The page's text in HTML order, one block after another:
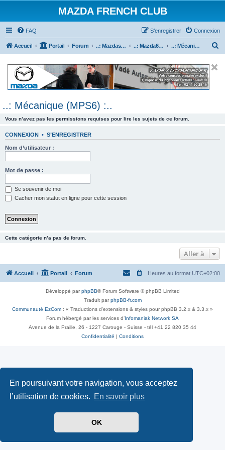
En poursuivant votre navigation, vous acceptez
l’utilisation de cookies. En savoir plus
OK
MAZDA FRENCH CLUB
FAQ Connexion
S’enregistrer
Accueil Portail Forum ..: Mazdaspeed & MPS :.. ..: Mazda6 MPS & Mazdaspeed 6 :.. ..: Mécanique (MPS6) :..
e
..: Mécanique (MPS6) :..
Vous n’avez pas les permissions requises pour lire les sujets de ce forum.
CONNEXION • S’ENREGISTRER
Nom d’utilisateur :
Mot de passe :
Se souvenir de moi
Cacher mon statut en ligne pour cette session
Cette catégorie n’a pas de forum.
Aller à
Accueil Portail Forum Heures au format UTC+02:00
Développé parphpBB® Forum Software © phpBB Limited
Traduit parphpBB-fr.com
Communauté EzCom : « Traductions d'extensions & styles pour phpBB 3.2.x & 3.3.x »
Forum hébergé par les services d’ Infomaniak Network SA
Avenue de la Praille, 26 - 1227 Carouge - Suisse - tél +41 22 820 35 44
Confidentialité
Conditions